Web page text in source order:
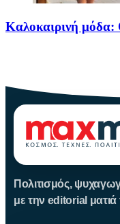
Καλοκαιρινή μόδα:
Πολιτισμός,
με την editorial